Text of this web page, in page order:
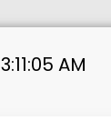
3:11:06 AM